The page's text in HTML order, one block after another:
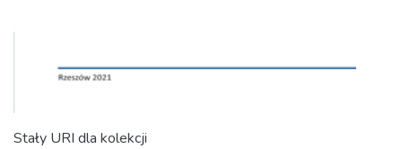
Stały URI dla kolekcji